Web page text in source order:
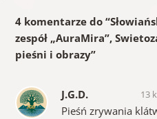
4 komentarze do “
zespół „AuraMira”,
pieśni i obrazy”
J.G.D. 13
Pieśń zrywania